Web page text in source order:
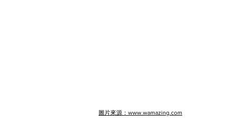
圖片來源：www.wamazing.com